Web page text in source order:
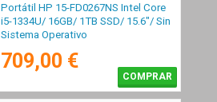
Portátil HP 15-FD0267NS Intel Core
i5-1334U/ 16GB/ 1TB SSD/ 15.6"/ Sin
Sistema Operativo
709,00 €
COMPRAR